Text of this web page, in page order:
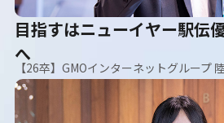
目指すはニューイヤー駅伝
へ
【26卒】GMOインターネットグループ